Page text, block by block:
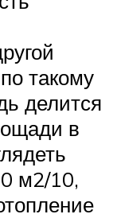
такому
делится
в
м2/10,